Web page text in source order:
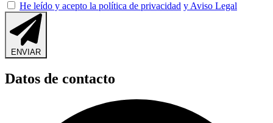
He leído y acepto la política de privacidad y Aviso Legal
ENVIAR
Datos de contacto